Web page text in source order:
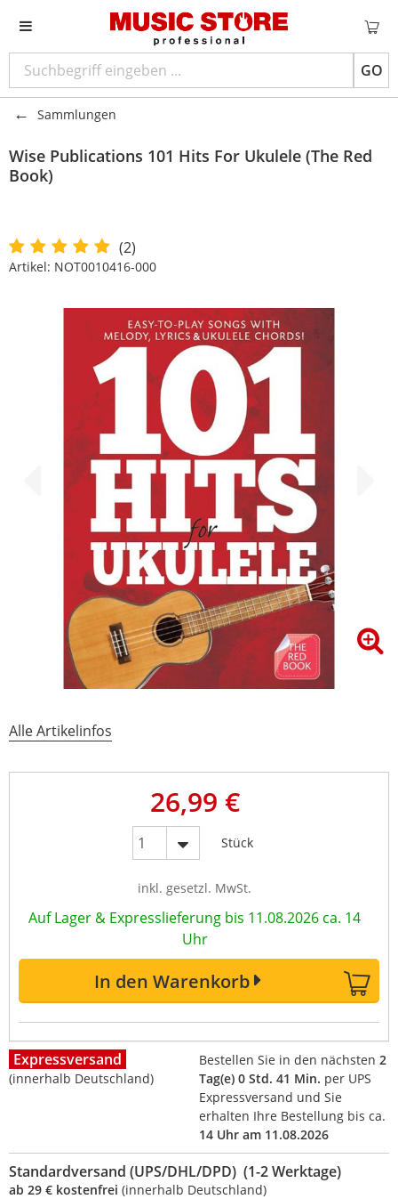
GO
Sammlungen
Wise Publications 101 Hits For Ukulele (The Red
Book)
(2)
Artikel: NOT0010416-000
Alle Artikelinfos
26,99 €
Stück
inkl. gesetzl. MwSt.
Auf Lager & Expresslieferung bis 11.08.2026 ca. 14
Uhr
In den Warenkorb
Expressversand
(innerhalb Deutschland)
Bestellen Sie in den nächsten 2
Tag(e) 0 Std. 41 Min. per UPS
Expressversand und Sie
erhalten Ihre Bestellung bis ca.
14 Uhr am 11.08.2026
Standardversand (UPS/DHL/DPD) (1-2 Werktage)
ab 29 € kostenfrei (innerhalb Deutschland)